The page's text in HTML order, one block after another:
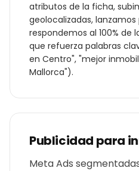
atributos de la ficha,
geolocalizadas,
respondemos al 100% de
que refuerza palabras
en Centro", "mejor
Mallorca").
Publicidad para
Meta Ads